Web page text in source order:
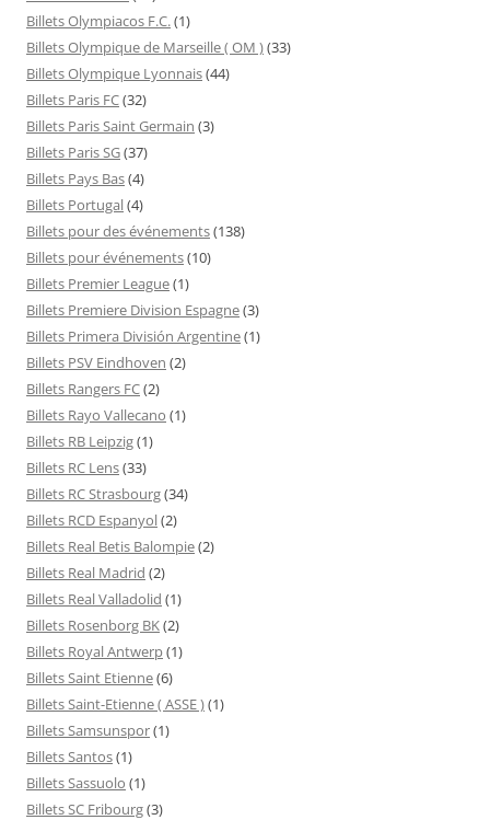
Billets Olympiacos F.C.(1)
Billets Olympique de Marseille ( OM )(33)
Billets Olympique Lyonnais(44)
Billets Paris FC(32)
Billets Paris Saint Germain (3)
Billets Paris SG(37)
Billets Pays Bas(4)
Billets Portugal(4)
Billets pour des événements(138)
Billets pour événements(10)
Billets Premier League(1)
Billets Premiere Division Espagne(3)
Billets Primera División Argentine(1)
Billets PSV Eindhoven (2)
Billets Rangers FC(2)
Billets Rayo Vallecano (1)
Billets RB Leipzig(1)
Billets RC Lens(33)
Billets RC Strasbourg(34)
Billets RCD Espanyol(2)
Billets Real Betis Balompie(2)
Billets Real Madrid (2)
Billets Real Valladolid (1)
Billets Rosenborg BK(2)
Billets Royal Antwerp(1)
Billets Saint Etienne(6)
Billets Saint-Etienne ( ASSE )(1)
Billets Samsunspor(1)
Billets Santos(1)
Billets Sassuolo (1)
Billets SC Fribourg(3)